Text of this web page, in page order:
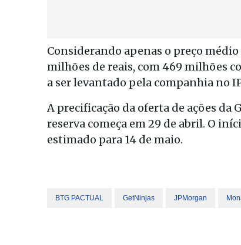
Considerando apenas o preço
milhões de reais, com 469 milhões
a ser levantado pela companhia no
A precificação da oferta de ações da
reserva começa em 29 de abril. O
estimado para 14 de maio.
BTG PACTUAL GetNinjas JPMorgan